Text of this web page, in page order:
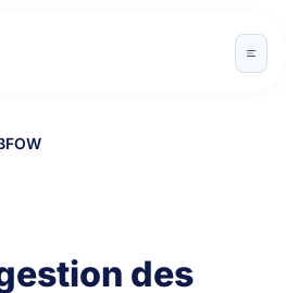
des